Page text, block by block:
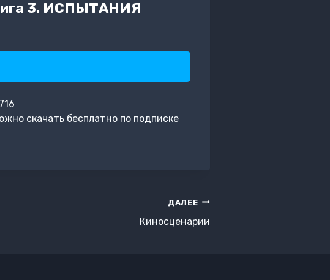
3. ИСПЫТАНИЯ
скачать бесплатно по подписке
ДАЛЕЕ
Киносценарии